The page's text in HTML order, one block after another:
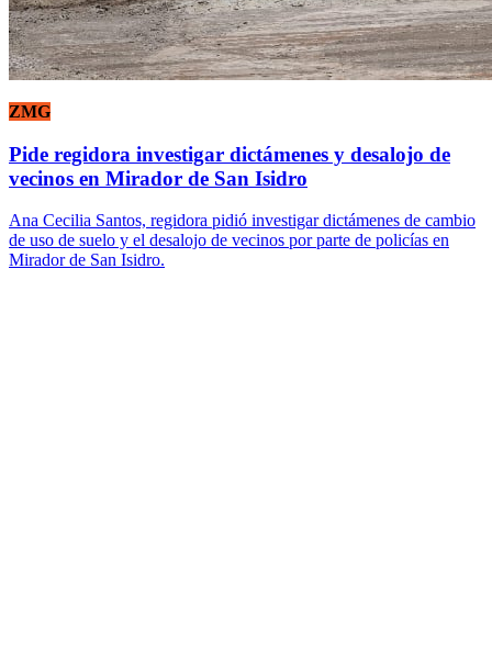
ZMG
Pide regidora investigar dictámenes y desalojo de
vecinos en Mirador de San Isidro
Ana Cecilia Santos, regidora pidió investigar dictámenes de cambio
de uso de suelo y el desalojo de vecinos por parte de policías en
Mirador de San Isidro.